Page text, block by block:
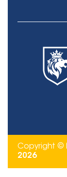
Copyright ©
2026